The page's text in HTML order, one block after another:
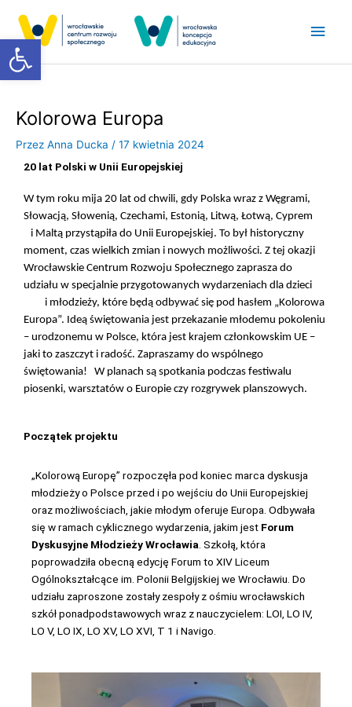
Otwórz pasek narzędzi
treści
Kolorowa Europa
Przez Anna Ducka / 17 kwietnia 2024
20 lat Polski w Unii Europejskiej
W tym roku mija 20 lat od chwili, gdy Polska wraz z Węgrami,
Słowacją, Słowenią, Czechami, Estonią, Litwą, Łotwą, Cyprem
i Maltą przystąpiła do Unii Europejskiej. To był historyczny
moment, czas wielkich zmian i nowych możliwości. Z tej okazji
Wrocławskie Centrum Rozwoju Społecznego zaprasza do
udziału w specjalnie przygotowanych wydarzeniach dla dzieci
i młodzieży, które będą odbywać się pod hasłem „Kolorowa
Europa”. Ideą świętowania jest przekazanie młodemu pokoleniu
– urodzonemu w Polsce, która jest krajem członkowskim UE –
jaki to zaszczyt i radość. Zapraszamy do wspólnego
świętowania! W planach są spotkania podczas festiwalu
piosenki, warsztatów o Europie czy rozgrywek planszowych.
Początek projektu
„Kolorową Europę” rozpoczęła pod koniec marca dyskusja
młodzieży o Polsce przed i po wejściu do Unii Europejskiej
oraz możliwościach, jakie młodym oferuje Europa. Odbywała
się w ramach cyklicznego wydarzenia, jakim jest Forum
Dyskusyjne Młodzieży Wrocławia . Szkołą, która
poprowadziła obecną edycję Forum to XIV Liceum
Ogólnokształcące im. Polonii Belgijskiej we Wrocławiu. Do
udziału zaproszone zostały zespoły z ośmiu wrocławskich
szkół ponadpodstawowych wraz z nauczycielem: LOI, LO IV,
LO V, LO IX, LO XV, LO XVI, T 1 i Navigo.